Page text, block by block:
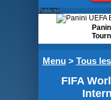
Menu> Tous
FIFA
Publicité
de 5